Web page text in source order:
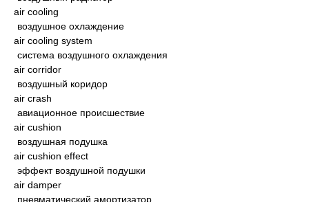
air cooling
воздушное охлаждение
air cooling system
система воздушного охлаждения
air corridor
воздушный коридор
air crash
авиационное происшествие
air cushion
воздушная подушка
air cushion effect
эффект воздушной подушки
air damper
пневматический амортизатор